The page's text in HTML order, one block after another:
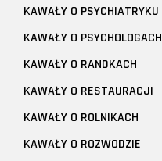
KAWAŁY O PSYCHIATRYKU
KAWAŁY O PSYCHOLOGACH
KAWAŁY O RANDKACH
KAWAŁY O RESTAURACJI
KAWAŁY O ROLNIKACH
KAWAŁY O ROZWODZIE